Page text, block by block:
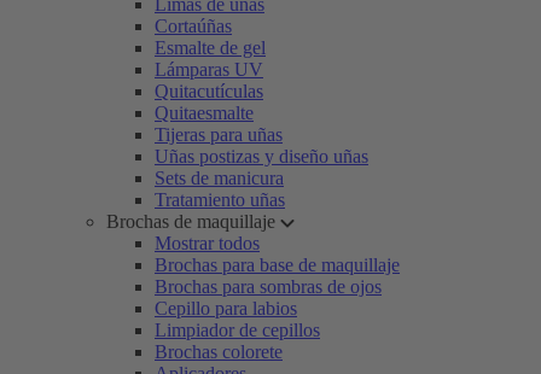
Limas de uñas
Cortaúñas
Esmalte de gel
Lámparas UV
Quitacutículas
Quitaesmalte
Tijeras para uñas
Uñas postizas y diseño uñas
Sets de manicura
Tratamiento uñas
Brochas de maquillaje
Mostrar todos
Brochas para base de maquillaje
Brochas para sombras de ojos
Cepillo para labios
Limpiador de cepillos
Brochas colorete